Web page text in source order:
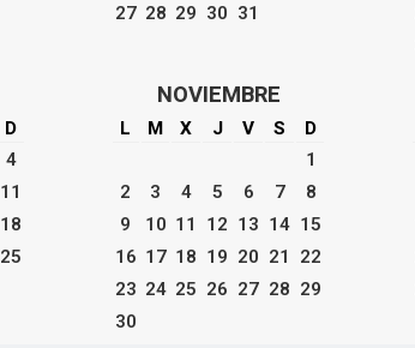
27 28 29 30 31
D
4
11
18
25
NOVIEMBRE
L M X J V S
D
1
2
3 4 5 6 7
8
9
10 11 12 13 14 15
16 17 18 19 20 21 22
23 24 25 26 27 28 29
30